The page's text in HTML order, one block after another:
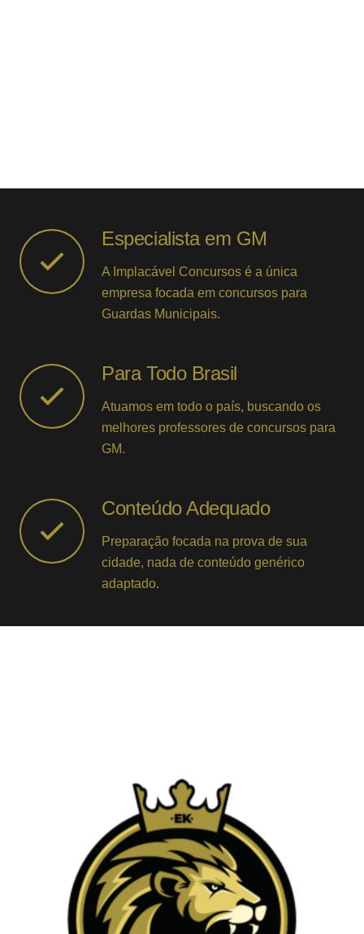
Especialista em GM
A Implacável Concursos é a única
empresa focada em concursos para
Guardas Municipais.
Para Todo Brasil
Atuamos em todo o país, buscando os
melhores professores de concursos para
GM.
Conteúdo Adequado
Preparação focada na prova de sua
cidade, nada de conteúdo genérico
adaptado.